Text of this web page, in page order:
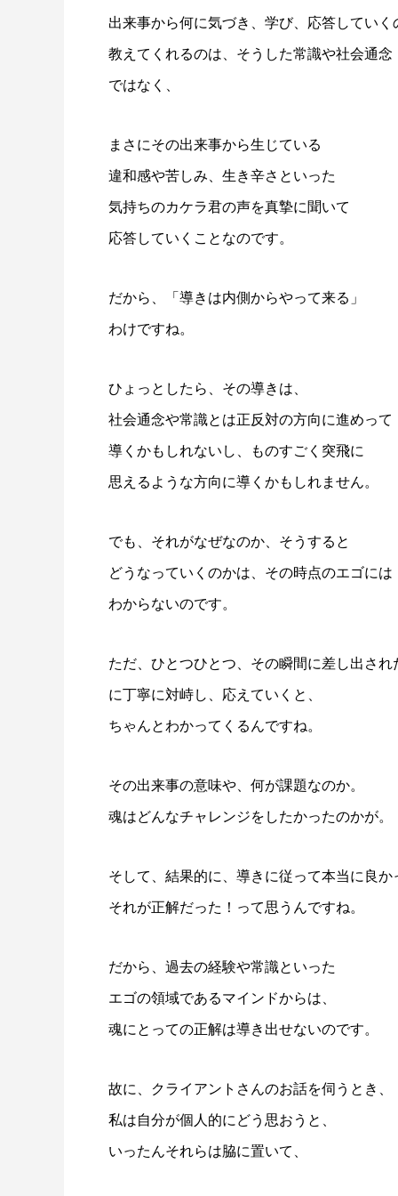
出来事から何に気づき、学び、応答していく
教えてくれるのは、そうした常識や社会通念
ではなく、
まさにその出来事から生じている
違和感や苦しみ、生き辛さといった
気持ちのカケラ君の声を真摯に聞いて
応答していくことなのです。
だから、「導きは内側からやって来る」
わけですね。
ひょっとしたら、その導きは、
社会通念や常識とは正反対の方向に進めって
導くかもしれないし、ものすごく突飛に
思えるような方向に導くかもしれません。
でも、それがなぜなのか、そうすると
どうなっていくのかは、その時点のエゴには
わからないのです。
ただ、ひとつひとつ、その瞬間に差し出され
に丁寧に対峙し、応えていくと、
ちゃんとわかってくるんですね。
その出来事の意味や、何が課題なのか。
魂はどんなチャレンジをしたかったのかが。
そして、結果的に、導きに従って本当に良か
それが正解だった！って思うんですね。
だから、過去の経験や常識といった
エゴの領域であるマインドからは、
魂にとっての正解は導き出せないのです。
故に、クライアントさんのお話を伺うとき、
私は自分が個人的にどう思おうと、
いったんそれらは脇に置いて、